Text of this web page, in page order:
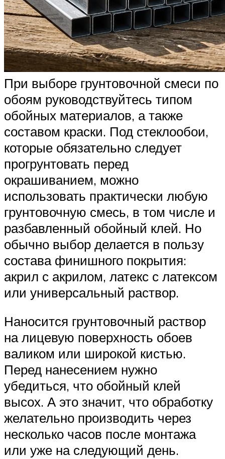
При выборе грунтовочной смеси по
обоям руководствуйтесь типом
обойных материалов, а также
составом краски. Под стеклообои,
которые обязательно следует
прогрунтовать перед
окрашиванием, можно
использовать практически любую
грунтовочную смесь, в том числе и
разбавленный обойный клей. Но
обычно выбор делается в пользу
состава финишного покрытия:
акрил с акрилом, латекс с латексом
или универсальный раствор.
Наносится грунтовочный раствор
на лицевую поверхность обоев
валиком или широкой кистью.
Перед нанесением нужно
убедиться, что обойный клей
высох. А это значит, что обработку
желательно производить через
несколько часов после монтажа
или уже на следующий день.